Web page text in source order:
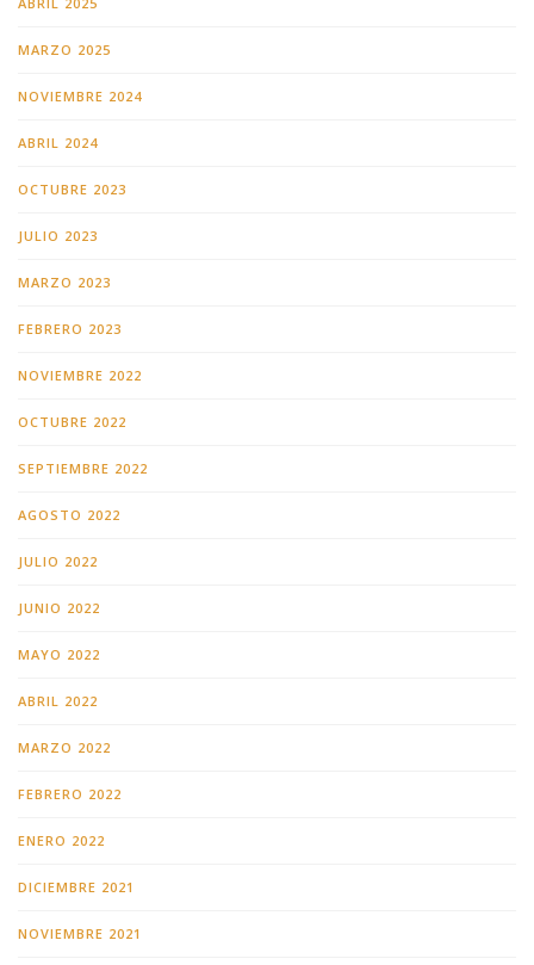
MARZO 2025
NOVIEMBRE 2024
ABRIL 2024
OCTUBRE 2023
JULIO 2023
MARZO 2023
FEBRERO 2023
NOVIEMBRE 2022
OCTUBRE 2022
SEPTIEMBRE 2022
AGOSTO 2022
JULIO 2022
JUNIO 2022
MAYO 2022
ABRIL 2022
MARZO 2022
FEBRERO 2022
ENERO 2022
DICIEMBRE 2021
NOVIEMBRE 2021